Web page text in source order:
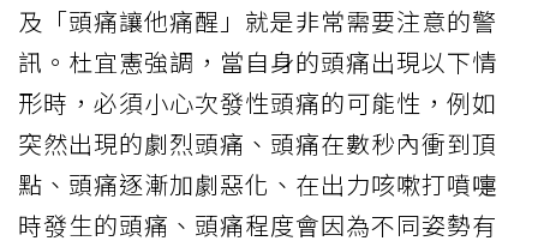
及「頭痛讓他痛醒」就是非常需要注意的警
訊。杜宜憲強調，當自身的頭痛出現以下情
形時，必須小心次發性頭痛的可能性，例如
突然出現的劇烈頭痛、頭痛在數秒內衝到頂
點、頭痛逐漸加劇惡化、在出力咳嗽打噴嚏
時發生的頭痛、頭痛程度會因為不同姿勢有